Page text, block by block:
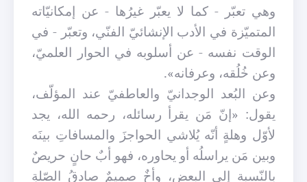
وهي تعبّر - كما لا يعبّر غيرُها - عن إمكانيّاته
المتميّزة في الأدب الإنشائيّ الفنّي، وتعبّر - في
الوقت نفسه - عن أسلوبه في الحوار العلميّ،
وعن خُلُقه، وعرفانه».
وعن البُعد الوجدانيّ والعاطفيّ عند المؤلّف،
يقول: «إنّ مَن يقرأ رسائله، رحمه الله، يجد
لأوّل وهلةٍ أنّه يُلاشي الحواجزَ والمسافاتِ بينَه
وبين مَن يراسلُه أو يحاوره، فهو أبٌ حانٍ حريصٌ
بالنّسبة إلى البعض، وأخٌ صميمٌ صادقُ الصّلةِ